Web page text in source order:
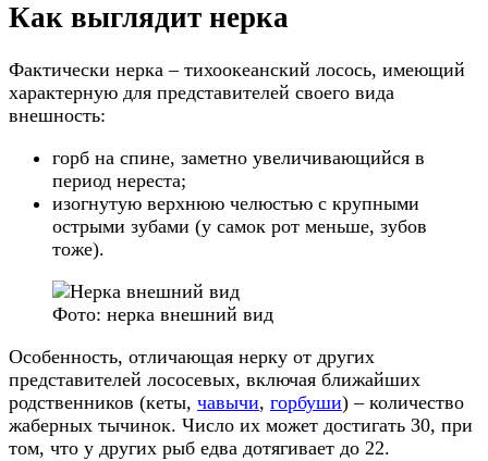
Как выглядит нерка
Фактически нерка – тихоокеанский лосось, имеющий
характерную для представителей своего вида
внешность:
горб на спине, заметно увеличивающийся в
период нереста;
изогнутую верхнюю челюстью с крупными
острыми зубами (у самок рот меньше, зубов
тоже).
Фото: нерка внешний вид
Особенность, отличающая нерку от других
представителей лососевых, включая ближайших
родственников (кеты, чавычи, горбуши) – количество
жаберных тычинок. Число их может достигать 30, при
том, что у других рыб едва дотягивает до 22.